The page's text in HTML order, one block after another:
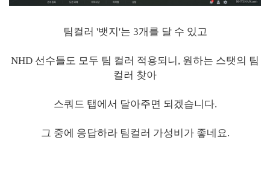
팀컬러 '뱃지'는 3개를 달 수 있고
NHD 선수들도 모두 팀 컬러 적용되니, 원하는 스탯의 팀
컬러 찾아
스쿼드 탭에서 달아주면 되겠습니다.
그 중에 응답하라 팀컬러 가성비가 좋네요.